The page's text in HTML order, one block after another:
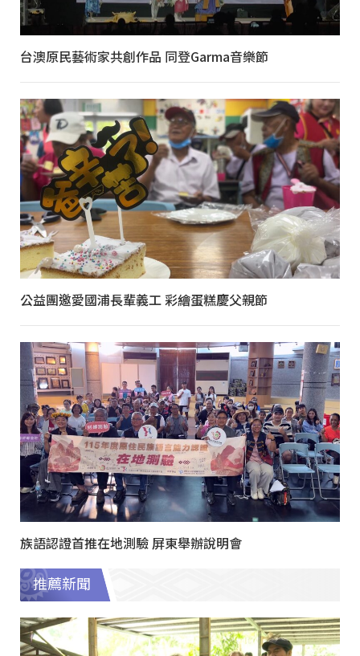
台澳原民藝術家共創作品 同登Garma音樂節
公益團邀愛國浦長輩義工 彩繪蛋糕慶父親節
族語認證首推在地測驗 屏東舉辦說明會
推薦新聞